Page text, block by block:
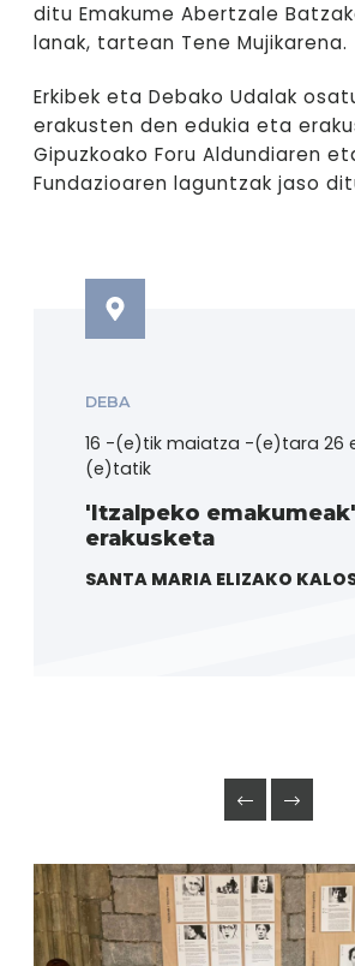
ditu Emakume Abertzale
lanak, tartean Tene Mujikarena.
Erkibek eta Debako Udalak
erakusten den edukia eta
Gipuzkoako Foru Aldundiaren
Fundazioaren laguntzak jaso
DEBA
16 -(e)tik maiatza -(e)tara 26
(e)tatik
'Itzalpeko emakumeak'
erakusketa
SANTA MARIA ELIZAKO